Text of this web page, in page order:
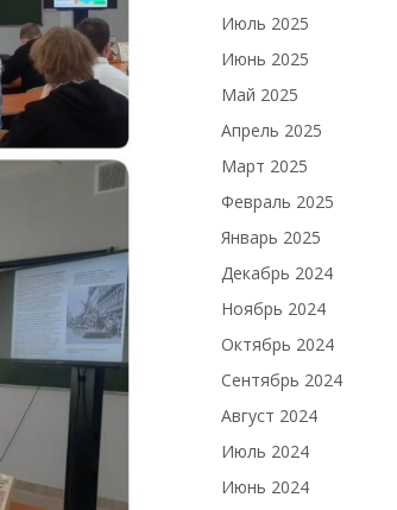
Июль 2025
Июнь 2025
Май 2025
Апрель 2025
Март 2025
Февраль 2025
Январь 2025
Декабрь 2024
Ноябрь 2024
Октябрь 2024
Сентябрь 2024
Август 2024
Июль 2024
Июнь 2024